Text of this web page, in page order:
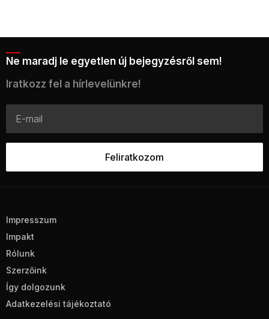
Ne maradj le egyetlen új bejegyzésről sem!
Iratkozz fel a hírlevelünkre!
Impresszum
Impakt
Rólunk
Szerzőink
Így dolgozunk
Adatkezelési tájékoztató